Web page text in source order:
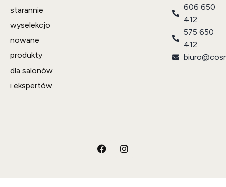
starannie
wyselekcjo
nowane
produkty
dla salonów
i ekspertów.
606 650
412
575 650
412